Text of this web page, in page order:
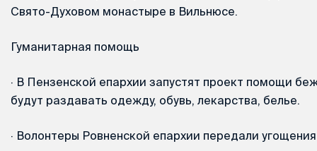
Свято-Духовом монастыре в Вильнюсе.
Гуманитарная помощь
· В Пензенской епархии запустят проект помощи
будут раздавать одежду, обувь, лекарства, белье.
· Волонтеры Ровненской епархии передали